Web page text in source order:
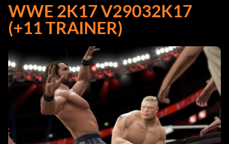
WWE 2K17 V29032K17
(+11 TRAINER)